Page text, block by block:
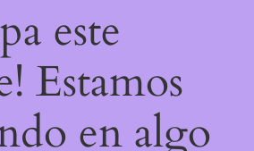
este
Estamos
en algo